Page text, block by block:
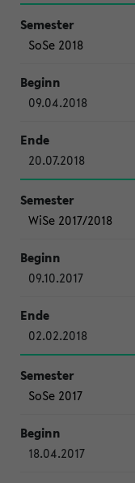
SoSe 2018
09.04.2018
20.07.2018
WiSe 2017/2018
09.10.2017
02.02.2018
SoSe 2017
18.04.2017